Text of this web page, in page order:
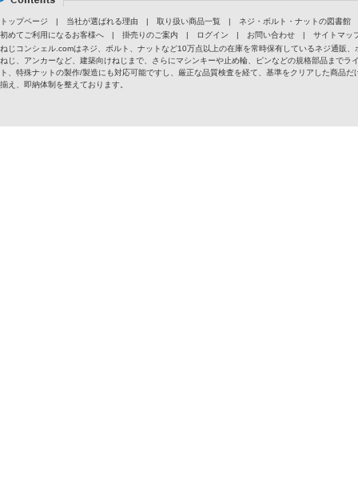
トップページ | 当社が選ばれる理由 | 取り扱い商品一覧 |
ネジ・ボルト・ナットの図書館
初めてご利用になるお客様へ
| 掛売りのご案内 | ログイン | お問い合わせ |
サイトマッ
ねじコンシェル.comはネジ、ボルト、ナットなど10万点以上の在庫を常時保有しているネジ通販
ねじ、アンカーなど、建築向けねじまで、さらにマシンキーや止め輪、ピンなどの規格部品まで
ト、特殊ナットの製作/製造にも対応可能ですし、厳正な品質検査を経て、基準をクリアした商品
揃え、即納体制を整えております。